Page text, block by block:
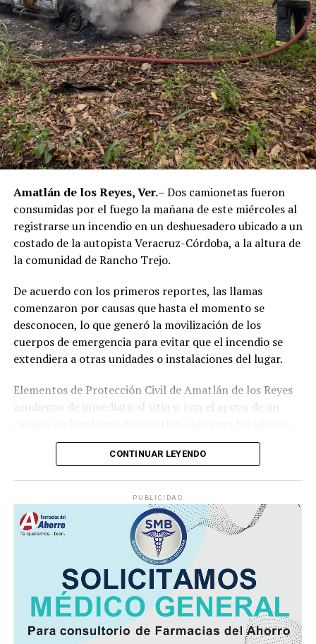
policías municipales, la sentencia dada a conocer
corresponde únicamente a seis de ellos. Hasta el
momento, las autoridades no han informado la situación
jurídica del séptimo implicado.
El caso evidenció presuntas irregularidades dentro de la
corporación policiaca y motivó la intervención de
autoridades estatales y federales, en un contexto de
reforzamiento de las investigaciones contra servidores
públicos relacionados con actividades ilícitas en la
La sentencia representa uno de los primeros fallos
derivados de aquel operativo y confirma la
responsabilidad penal de los exuniformados por delitos
relacionados con la posesión de droga y el
públicos.
Amatlán de los Reyes, Ver.– Dos camionetas fueron
consumidas por el fuego la mañana de este miércoles al
registrarse un incendio en un deshuesadero ubicado a un
costado de la autopista Veracruz-Córdoba, a la altura de
la comunidad de Rancho Trejo.
De acuerdo con los primeros reportes, las llamas
comenzaron por causas que hasta el momento se
desconocen, lo que generó la movilización de los
cuerpos de emergencia para evitar que el incendio se
extendiera a otras unidades o instalaciones del lugar.
Elementos de Protección Civil de Amatlán de los Reyes
acudieron de inmediato al sitio y, con el apoyo de un
para sofocar el fuego, logrando controlar la emergencia
tras varios minutos de trabajo.
con daños totales a consecuencia de las llamas. No se
reportaron personas lesionadas ni fue necesario evacuar
la zona.
Las autoridades realizaron una inspección en el
deshuesadero para descartar riesgos adicionales y
determinar las posibles causas que originaron el
incendio.
CONTINUAR LEYENDO
PUBLICIDAD